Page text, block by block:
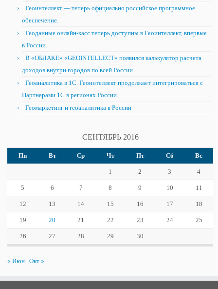
Геоинтеллект — теперь официально российское программное
обеспечение.
Геоданные онлайн-касс теперь доступны в Геоинтеллект, впервые
в России.
В «ОБЛАКЕ» «GEOINTELLECT» появился калькулятор расчета
доходов внутри городов по всей России
Геоаналитика в 1С. Геоинтеллект продолжает интегрироваться с
Партнерами 1С в регионах России.
Геомаркетинг и геоаналитика в России
СЕНТЯБРЬ 2016
Пн Вт Ср Чт Пт Сб Вс
1 2 3 4
5 6 7 8 9 10 11
12 13 14 15 16 17 18
19 20 21 22 23 24 25
26 27 28 29 30
« Июн Окт »